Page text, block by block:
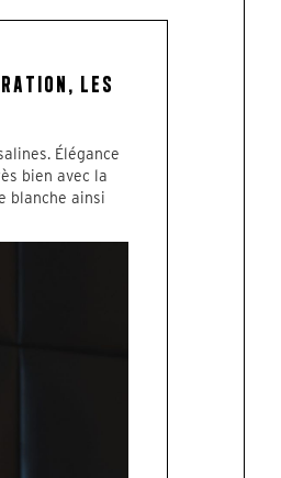
LES
Élégance
bien avec la
blanche ainsi